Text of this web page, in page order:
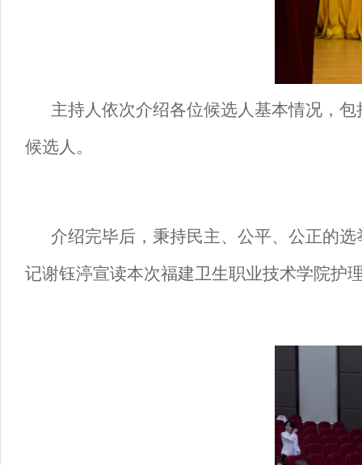
主持人依次介绍各位候选人基本情况，
候选人。
介绍完毕后，秉持民主、公平、公正的
记谢钰渟宣读本次福建卫生职业技术学院护